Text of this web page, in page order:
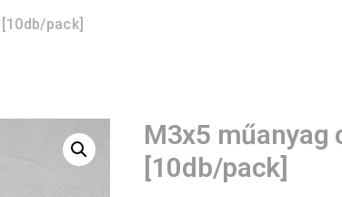
pack]
M3x5 műanyag
[10db/pack]